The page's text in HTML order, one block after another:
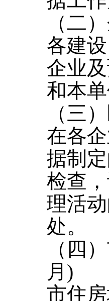
（二
各建
企业
和本
（三
在各
据制
检查
理活
处。
（四
月)
市住